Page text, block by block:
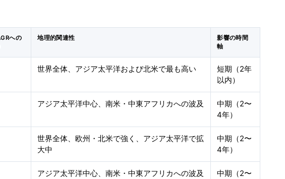
への
地理的関連性
影響の時間
軸
世界全体、アジア太平洋および北米で最も高い
短期（2年
以内）
アジア太平洋中心、南米・中東アフリカへの波及
中期（2〜
4年）
世界全体、欧州・北米で強く、アジア太平洋で拡
大中
中期（2〜
4年）
アジア太平洋中心、南米・中東アフリカへの波及
中期（2〜